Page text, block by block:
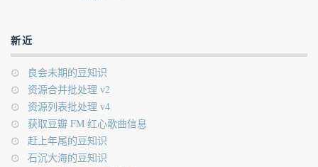
新近
良会未期的豆知识
资源合并批处理 v2
资源列表批处理 v4
获取豆瓣 FM 红心歌曲信息
赶上年尾的豆知识
石沉大海的豆知识